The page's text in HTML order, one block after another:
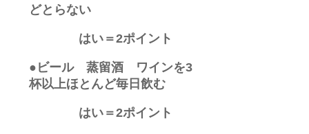
どとらない
はい＝2ポイント
●ビール 蒸留酒 ワインを3
杯以上ほとんど毎日飲む
はい＝2ポイント